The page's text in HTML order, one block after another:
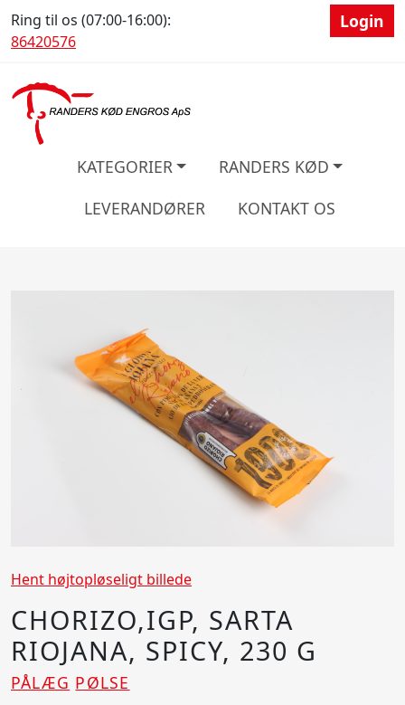
Ring til os (07:00-16:00):
86420576
Login
KATEGORIER
RANDERS KØD
LEVERANDØRER
KONTAKT OS
Hent højtopløseligt billede
CHORIZO,IGP, SARTA
RIOJANA, SPICY, 230 G
PÅLÆG PØLSE